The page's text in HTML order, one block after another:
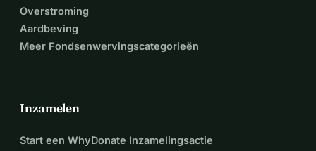
Overstroming
Aardbeving
Meer Fondsenwervingscategorieën
Inzamelen
Start een WhyDonate Inzamelingsactie